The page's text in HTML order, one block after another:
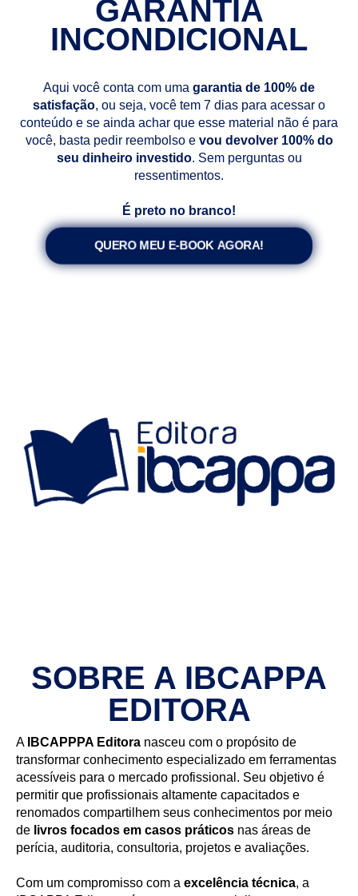
GARANTIA
INCONDICIONAL
Aqui você conta com uma garantia de 100% de
satisfação, ou seja, você tem 7 dias para acessar o
conteúdo e se ainda achar que esse material não é para
você, basta pedir reembolso e vou devolver 100% do
seu dinheiro investido. Sem perguntas ou
ressentimentos.
É preto no branco!
QUERO MEU E-BOOK AGORA!
SOBRE A IBCAPPA
EDITORA
A IBCAPPPA Editora nasceu com o propósito de
transformar conhecimento especializado em ferramentas
acessíveis para o mercado profissional. Seu objetivo é
permitir que profissionais altamente capacitados e
renomados compartilhem seus conhecimentos por meio
de livros focados em casos práticos nas áreas de
perícia, auditoria, consultoria, projetos e avaliações.
Com um compromisso com a excelência técnica, a